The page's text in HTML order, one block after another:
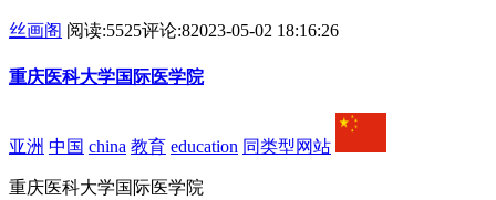
丝画阁 阅读:5525评论:82023-05-02 18:16:26
重庆医科大学国际医学院
亚洲 中国 china 教育 education 同类型网站
重庆医科大学国际医学院